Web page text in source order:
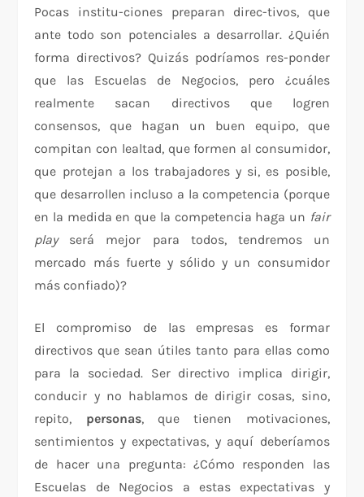
Pocas institu-ciones preparan direc-tivos, que
ante todo son potenciales a desarrollar. ¿Quién
forma directivos? Quizás podríamos res-ponder
que las Escuelas de Negocios, pero ¿cuáles
realmente sacan directivos que logren
consensos, que hagan un buen equipo, que
compitan con lealtad, que formen al consumidor,
que protejan a los trabajadores y si, es posible,
que desarrollen incluso a la competencia (porque
en la medida en que la competencia haga un fair
play será mejor para todos, tendremos un
mercado más fuerte y sólido y un consumidor
más confiado)?
El compromiso de las empresas es formar
directivos que sean útiles tanto para ellas como
para la sociedad. Ser directivo implica dirigir,
conducir y no hablamos de dirigir cosas, sino,
repito, personas, que tienen motivaciones,
sentimientos y expectativas, y aquí deberíamos
de hacer una pregunta: ¿Cómo responden las
Escuelas de Negocios a estas expectativas y